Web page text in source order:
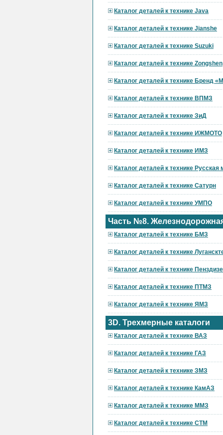
Каталог деталей к технике Java
Каталог деталей к технике Jianshe
Каталог деталей к технике Suzuki
Каталог деталей к технике Zongshen
Каталог деталей к технике Бренд
Каталог деталей к технике ВПМЗ
Каталог деталей к технике ЗиД
Каталог деталей к технике ИЖМОТО
Каталог деталей к технике ИМЗ
Каталог деталей к технике Русская
Каталог деталей к технике Сатурн
Каталог деталей к технике УМПО
Часть №8.
Каталог деталей к технике БМЗ
Каталог деталей к технике
Каталог деталей к технике
Каталог деталей к технике ПТМЗ
Каталог деталей к технике ЯМЗ
3D. Трехмерные каталоги
Каталог деталей к технике ВАЗ
Каталог деталей к технике ГАЗ
Каталог деталей к технике ЗМЗ
Каталог деталей к технике КамАЗ
Каталог деталей к технике ММЗ
Каталог деталей к технике СТМ